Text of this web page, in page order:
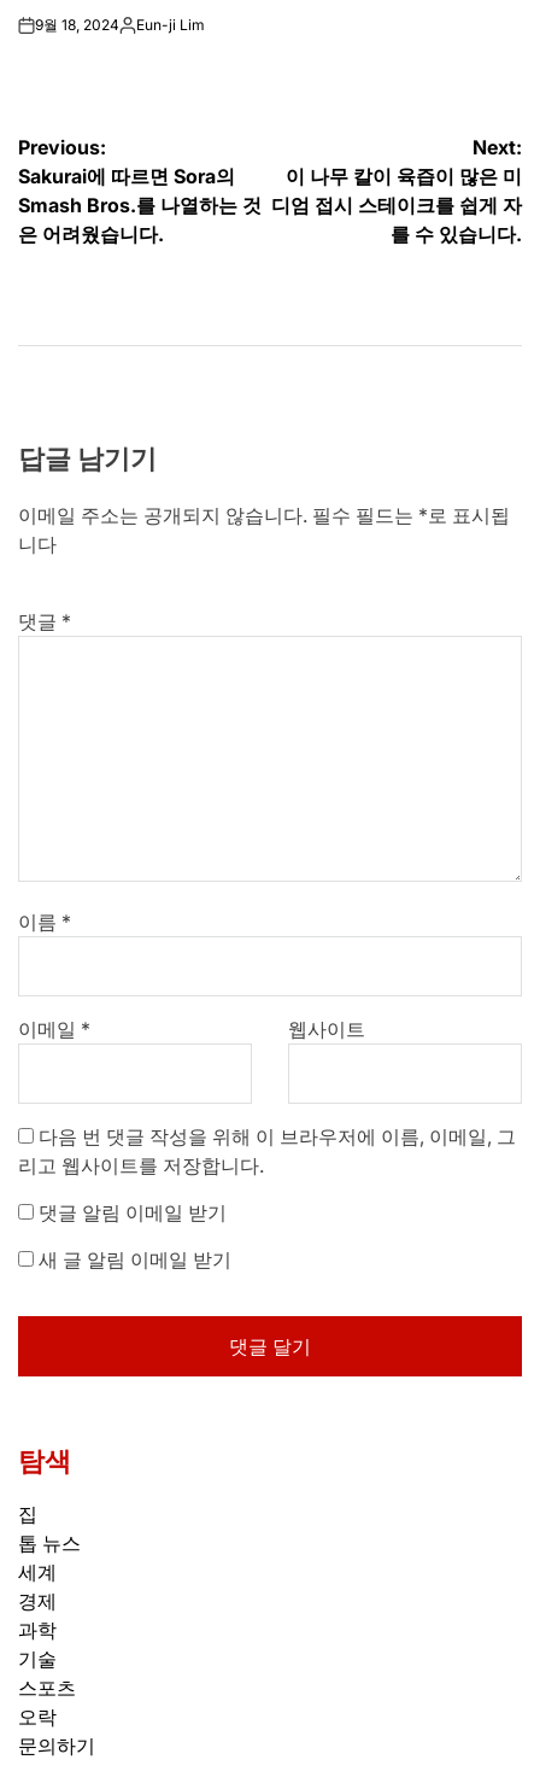
on9월 18, 2024Posted
Eun-ji Lim
글
탐
색
Previous:
Sakurai에 따르면 Sora의
Smash Bros.를 나열하는 것
은 어려웠습니다.
Next:
이 나무 칼이 육즙이 많은 미
디엄 접시 스테이크를 쉽게 자
를 수 있습니다.
답글 남기기
이메일 주소는 공개되지 않습니다. 필수 필드는 *로 표시됩
니다
댓글 *
이름 *
이메일 * 웹사이트
다음 번 댓글 작성을 위해 이 브라우저에 이름, 이메일, 그
리고 웹사이트를 저장합니다.
댓글 알림 이메일 받기
새 글 알림 이메일 받기
탐색
집
톱 뉴스
세계
경제
과학
기술
스포츠
오락
문의하기